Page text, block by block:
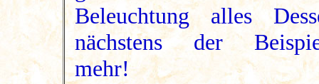
Beleuchtung alles
nächstens der
mehr!